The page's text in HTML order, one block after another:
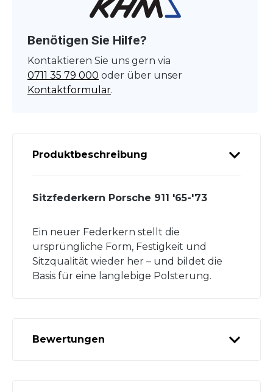
Benötigen Sie Hilfe?
Kontaktieren Sie uns gern via
0711 35 79 000 oder über unser
Kontaktformular.
Produktbeschreibung
Sitzfederkern Porsche 911 '65-'73
Ein neuer Federkern stellt die
ursprüngliche Form, Festigkeit und
Sitzqualität wieder her – und bildet die
Basis für eine langlebige Polsterung.
Bewertungen